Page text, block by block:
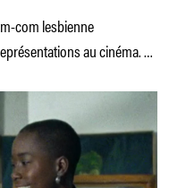
com lesbienne
au cinéma. Le